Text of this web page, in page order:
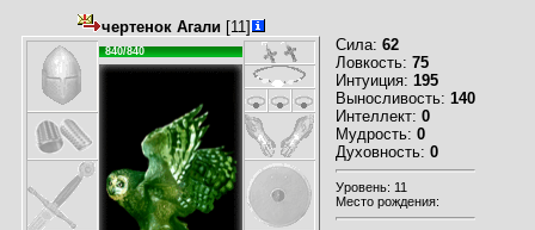
чертенок Агали [11]
840/840 Сила: 62
Ловкость: 75
Интуиция: 195
Выносливость: 140
Интеллект: 0
Мудрость: 0
Духовность: 0
Уровень: 11
Место рождения: